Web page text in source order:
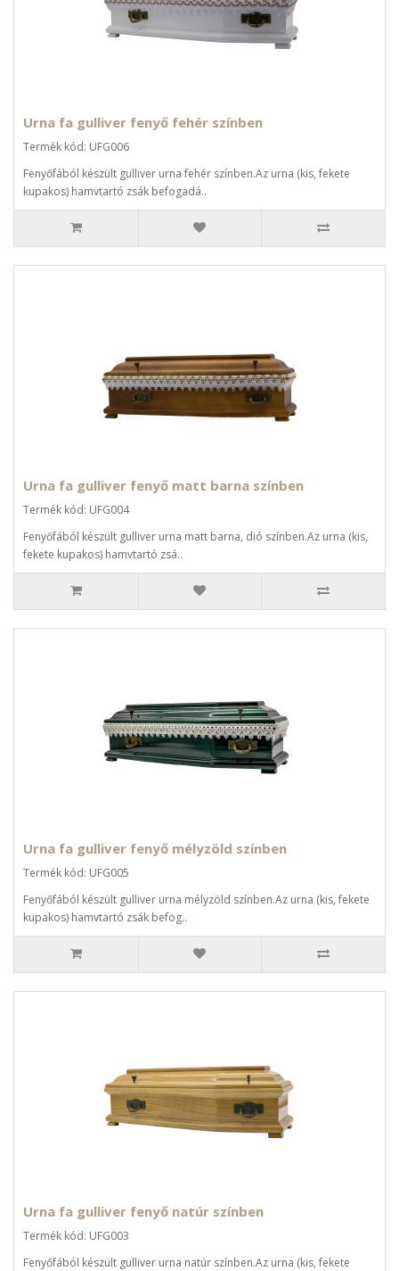
Urna fa gulliver fenyő fehér színben
Termék kód: UFG006
Fenyőfából készült gulliver urna fehér színben.Az urna (kis, fekete
kupakos) hamvtartó zsák befogadá..
Urna fa gulliver fenyő matt barna színben
Termék kód: UFG004
Fenyőfából készült gulliver urna matt barna, dió színben.Az urna (kis,
fekete kupakos) hamvtartó zsá..
Urna fa gulliver fenyő mélyzöld színben
Termék kód: UFG005
Fenyőfából készült gulliver urna mélyzöld színben.Az urna (kis, fekete
kupakos) hamvtartó zsák befog..
Urna fa gulliver fenyő natúr színben
Termék kód: UFG003
Fenyőfából készült gulliver urna natúr színben.Az urna (kis, fekete